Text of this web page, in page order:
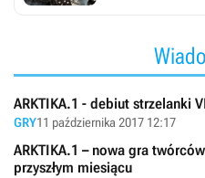
ARKTIKA.1 - debiut strzelanki
GRY11 października 2017 12:17
ARKTIKA.1 – nowa gra
przyszłym miesiącu